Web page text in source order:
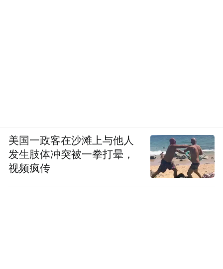
美国一政客在沙滩上与他人
发生肢体冲突被一拳打晕，
视频疯传